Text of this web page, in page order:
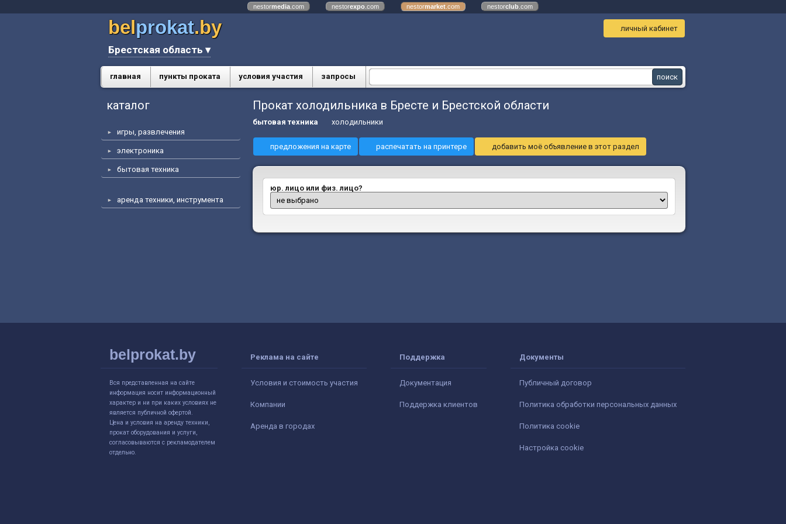
nestormedia .com nestorexpo .com nestormarket .com nestorclub .com
belprokat.by
Брестская область ▾
личный кабинет
главная пункты проката условия участия запросы
каталог
игры, развлечения
электроника
бытовая техника
аренда техники, инструмента
Прокат холодильника в Бресте и Брестской области
бытовая техника холодильники
предложения на карте распечатать на принтере добавить моё объявление в этот раздел
юр. лицо или физ. лицо?
belprokat.by
Вся представленная на сайте
информация носит информационный
характер и ни при каких условиях не
является публичной офертой.
Цена и условия на аренду техники,
прокат оборудования и услуги,
согласовываются с рекламодателем
отдельно.
Реклама на сайте
Условия и стоимость участия
Компании
Аренда в городах
Поддержка
Документация
Поддержка клиентов
Документы
Публичный договор
Политика обработки персональных данных
Политика cookie
Настройка cookie